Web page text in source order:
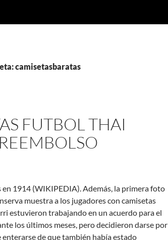
camisetasbaratas
FUTBOL THAI
1914 (WIKIPEDIA). Además, la primera foto
muestra a los jugadores con camisetas
estuvieron trabajando en un acuerdo para el
los últimos meses, pero decidieron darse por
enterarse de que también había estado